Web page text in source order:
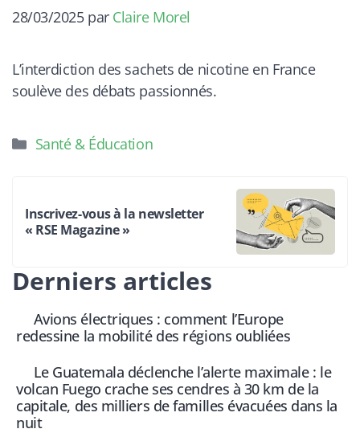
28/03/2025 par Claire Morel
L’interdiction des sachets de nicotine en France
soulève des débats passionnés.
Catégories
Santé & Éducation
Inscrivez-vous à la newsletter
« RSE Magazine »
Derniers articles
Avions électriques : comment l’Europe
redessine la mobilité des régions oubliées
Le Guatemala déclenche l’alerte maximale : le
volcan Fuego crache ses cendres à 30 km de la
capitale, des milliers de familles évacuées dans la
nuit